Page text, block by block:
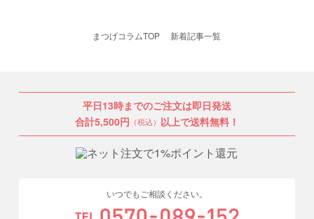
まつげコラムTOP 新着記事一覧
平日13時までのご注文は即日発送
合計5,500円 （税込） 以上で送料無料！
いつでもご相談ください。